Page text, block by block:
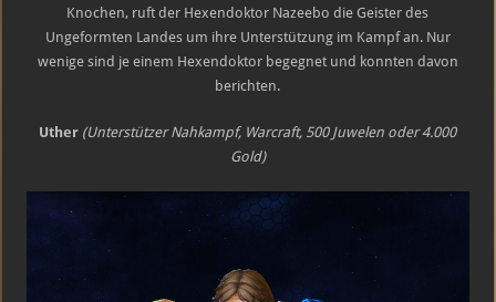
Knochen, ruft der Hexendoktor Nazeebo die Geister des
Ungeformten Landes um ihre Unterstützung im Kampf an. Nur
wenige sind je einem Hexendoktor begegnet und konnten davon
berichten.
Uther (Unterstützer Nahkampf, Warcraft, 500 Juwelen oder 4.000
Gold)